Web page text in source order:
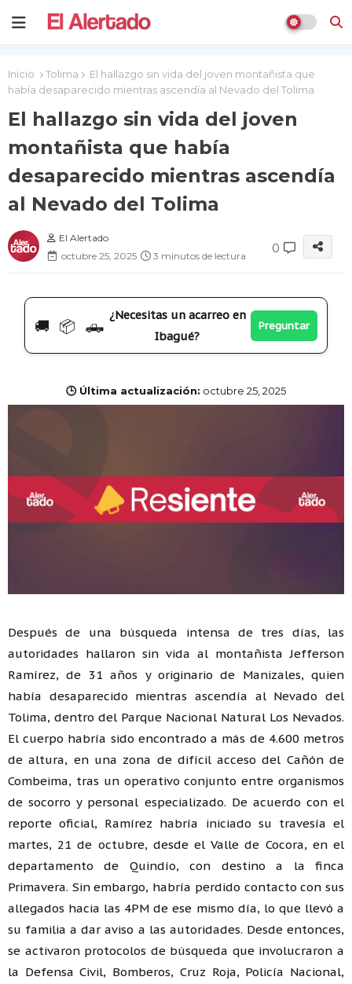
Inicio Tolima
El hallazgo sin vida del joven montañista que
había desaparecido mientras ascendía al Nevado del Tolima
El hallazgo sin vida del joven
montañista que había
desaparecido mientras ascendía
al Nevado del Tolima
El Alertado
octubre 25, 2025
3 minutos de lectura
0
🚚 📦 🛻
¿Necesitas un acarreo en
Ibagué?
Preguntar
🕒 Última actualización: octubre 25, 2025
Después de una búsqueda intensa de tres días, las
autoridades hallaron sin vida al montañista Jefferson
Ramírez, de 31 años y originario de Manizales, quien
había desaparecido mientras ascendía al Nevado del
Tolima, dentro del Parque Nacional Natural Los Nevados.
El cuerpo habría sido encontrado a más de 4.600 metros
de altura, en una zona de difícil acceso del Cañón de
Combeima, tras un operativo conjunto entre organismos
de socorro y personal especializado. De acuerdo con el
reporte oficial, Ramírez habría iniciado su travesía el
martes, 21 de octubre, desde el Valle de Cocora, en el
departamento de Quindío, con destino a la finca
Primavera. Sin embargo, habría perdido contacto con sus
allegados hacia las 4PM de ese mismo día, lo que llevó a
su familia a dar aviso a las autoridades. Desde entonces,
se activaron protocolos de búsqueda que involucraron a
la Defensa Civil, Bomberos, Cruz Roja, Policía Nacional,